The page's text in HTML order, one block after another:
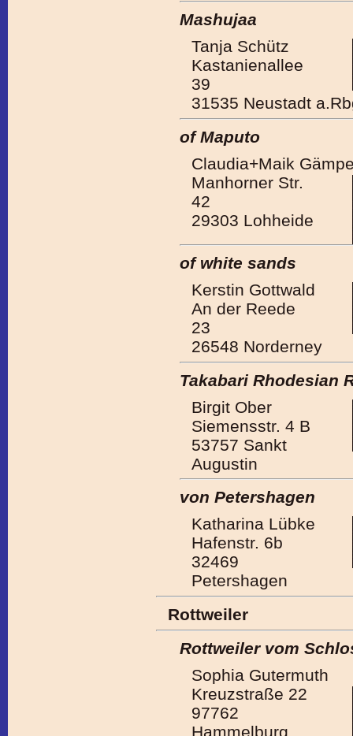
Mashujaa
Tanja Schütz
Kastanienallee
39
31535 Neustadt
of Maputo
Claudia+Maik
Manhorner Str.
42
29303 Lohheide
of white sands
Kerstin Gottwald
An der Reede
23
26548 Norderney
Takabari Rhodesian
Birgit Ober
Siemensstr. 4 B
53757 Sankt
Augustin
von Petershagen
Katharina Lübke
Hafenstr. 6b
32469
Petershagen
Rottweiler
Rottweiler vom
Sophia Gutermuth
Kreuzstraße 22
97762
Hammelburg